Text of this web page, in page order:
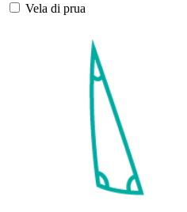
Vela di prua